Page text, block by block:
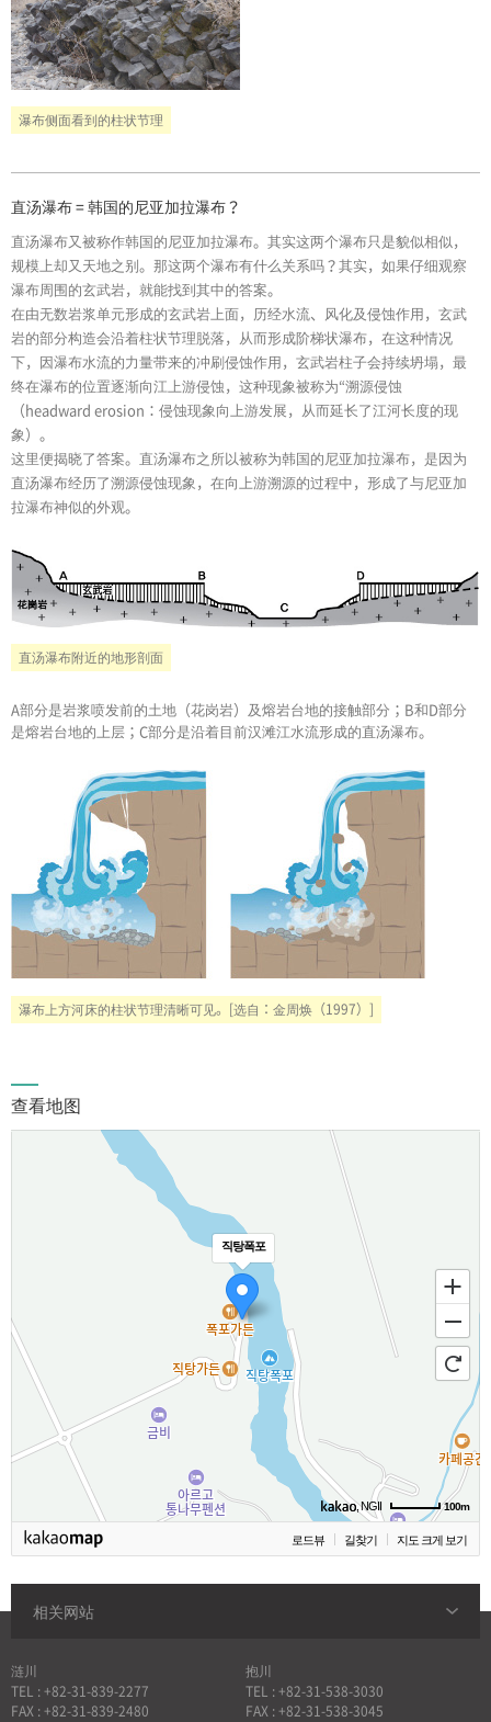
瀑布侧面看到的柱状节理
直汤瀑布 = 韩国的尼亚加拉瀑布？
直汤瀑布又被称作韩国的尼亚加拉瀑布。其实这两个瀑布只是貌似相似，
规模上却又天地之别。那这两个瀑布有什么关系吗？其实，如果仔细观察
瀑布周围的玄武岩，就能找到其中的答案。
在由无数岩浆单元形成的玄武岩上面，历经水流、风化及侵蚀作用，玄武
岩的部分构造会沿着柱状节理脱落，从而形成阶梯状瀑布，在这种情况
下，因瀑布水流的力量带来的冲刷侵蚀作用，玄武岩柱子会持续坍塌，最
终在瀑布的位置逐渐向江上游侵蚀，这种现象被称为“溯源侵蚀
（headward erosion：侵蚀现象向上游发展，从而延长了江河长度的现
象）。
这里便揭晓了答案。直汤瀑布之所以被称为韩国的尼亚加拉瀑布，是因为
直汤瀑布经历了溯源侵蚀现象，在向上游溯源的过程中，形成了与尼亚加
拉瀑布神似的外观。
直汤瀑布附近的地形剖面
A部分是岩浆喷发前的土地（花岗岩）及熔岩台地的接触部分；B和D部分
是熔岩台地的上层；C部分是沿着目前汉滩江水流形成的直汤瀑布。
瀑布上方河床的柱状节理清晰可见。[选自：金周焕（1997）]
查看地图
직탕폭포
100m
, NGII
로드뷰 길찾기 지도 크게 보기
涟川
TEL : +82-31-839-2277
FAX : +82-31-839-2480
抱川
TEL : +82-31-538-3030
FAX : +82-31-538-3045
相关网站